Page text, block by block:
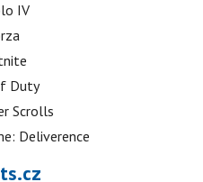
IV
Duty
Scrolls
Deliverence